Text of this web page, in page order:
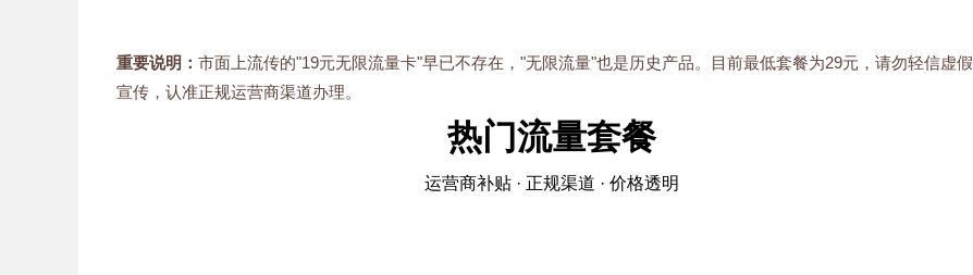
重要说明： 市面上流传的"19元无限流量卡"早已不存在，"无限流量"也是历史产品。目前最低套餐为29元，请勿轻信虚假
宣传，认准正规运营商渠道办理。
热门流量套餐
运营商补贴 · 正规渠道 · 价格透明